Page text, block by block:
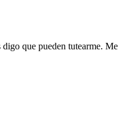
que pueden tutearme. Me